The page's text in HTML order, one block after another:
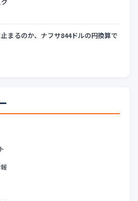
まるのか、ナフサ844ドルの円換算で